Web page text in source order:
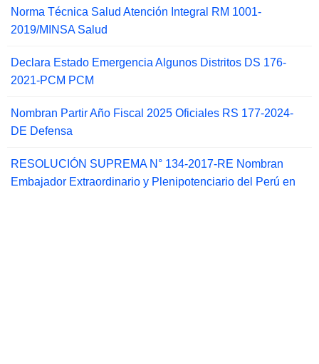
Norma Técnica Salud Atención Integral RM 1001-
2019/MINSA Salud
Declara Estado Emergencia Algunos Distritos DS 176-
2021-PCM PCM
Nombran Partir Año Fiscal 2025 Oficiales RS 177-2024-
DE Defensa
RESOLUCIÓN SUPREMA N° 134-2017-RE Nombran
Embajador Extraordinario y Plenipotenciario del Perú en